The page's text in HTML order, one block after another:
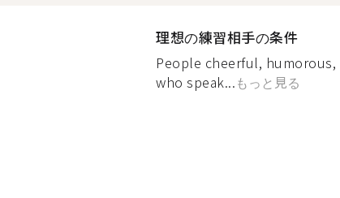
理想の練習相手の条件
People cheerful,
who speak...もっと見る